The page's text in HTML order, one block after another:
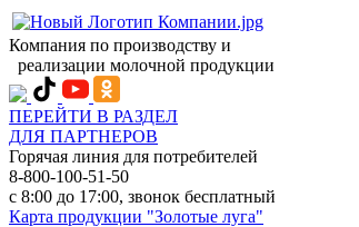
Компания по производству и
реализации молочной продукции
ПЕРЕЙТИ В РАЗДЕЛ
ДЛЯ ПАРТНЕРОВ
Горячая линия для потребителей
8-800-100-51-50
с 8:00 до 17:00, звонок бесплатный
Карта продукции "Золотые луга"